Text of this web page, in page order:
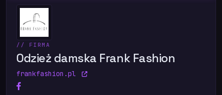
// FIRMA
Odzież damska Frank Fashion
frankfashion.pl